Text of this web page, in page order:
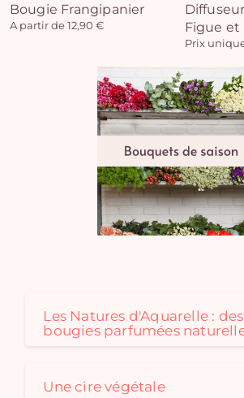
Bougie Frangipanier
A partir de 12,90 €
Figue et
Prix
Les Natures d'Aquarelle : des
bougies parfumées
Une cire végétale